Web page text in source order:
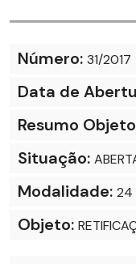
Número: 31/2017
Data de
Resumo
Situação:
Modalidade: 24
Objeto: